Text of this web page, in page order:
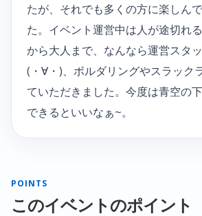
たが、それでも多くの方に楽しん
た。イベント運営中は人が途切れ
から大人まで、なんなら運営スタ
(・∀・)、ボルダリングやスラック
ていただきました。今度は青空の
できるといいなぁ~。
POINTS
このイベントのポイント